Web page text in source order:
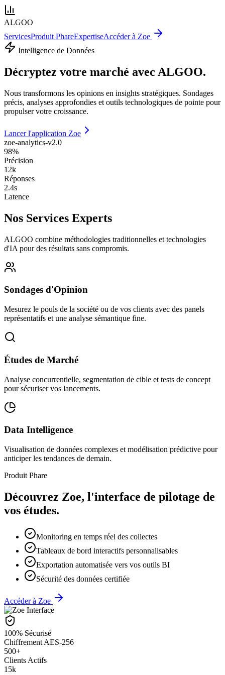
ALGOO
ServicesProduit PhareExpertiseAccéder à Zoe
Intelligence de Données
Décryptez votre marché avec ALGOO.
Nous transformons les opinions en insights stratégiques. Sondages
précis, analyses approfondies et outils technologiques de pointe pour
propulser votre croissance.
Lancer l'application Zoe
zoe-analytics-v2.0
98%
Précision
12k
Réponses
2.4s
Latence
Nos Services Experts
ALGOO combine méthodologies traditionnelles et technologies
d'IA pour des résultats sans compromis.
Sondages d'Opinion
Mesurez le pouls de la société ou de vos clients avec des panels
représentatifs et une analyse sémantique fine.
Études de Marché
Analyse concurrentielle, segmentation de cible et tests de concept
pour sécuriser vos lancements.
Data Intelligence
Visualisation de données complexes et modélisation prédictive pour
anticiper les tendances de demain.
Produit Phare
Découvrez Zoe, l'interface de pilotage de
vos études.
Monitoring en temps réel des collectes
Tableaux de bord interactifs personnalisables
Exportation automatisée vers vos outils BI
Sécurité des données certifiée
Accéder à Zoe
100% Sécurisé
Chiffrement AES-256
500+
Clients Actifs
15k